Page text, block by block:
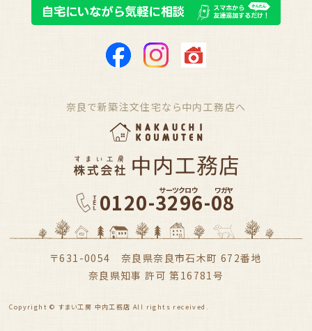
奈良で新築注文住宅なら中内工務店へ
0120-3296-08
サーツクロウ ワガヤ
〒631-0054 奈良県奈良市石木町 672番地
奈良県知事 許可 第16781号
Copyright © すまい工房 中内工務店 All rights received.